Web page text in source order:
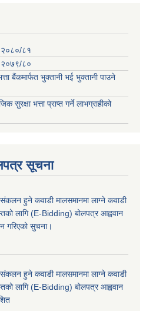
२०८०/८१
२०७९/८०
बैंकमार्फत भुक्तानी भई भुक्तानी पाउने
सुरक्षा भत्ता प्राप्त गर्ने लाभग्राहीको
सूचना
संकलन हुने कवाडी मालसमानमा लाग्ने कवाडी
लागि (E-Bidding) बोलपत्र आह्ववान
गरिएको सुचना।
संकलन हुने कवाडी मालसमानमा लाग्ने कवाडी
लागि (E-Bidding) बोलपत्र आह्ववान